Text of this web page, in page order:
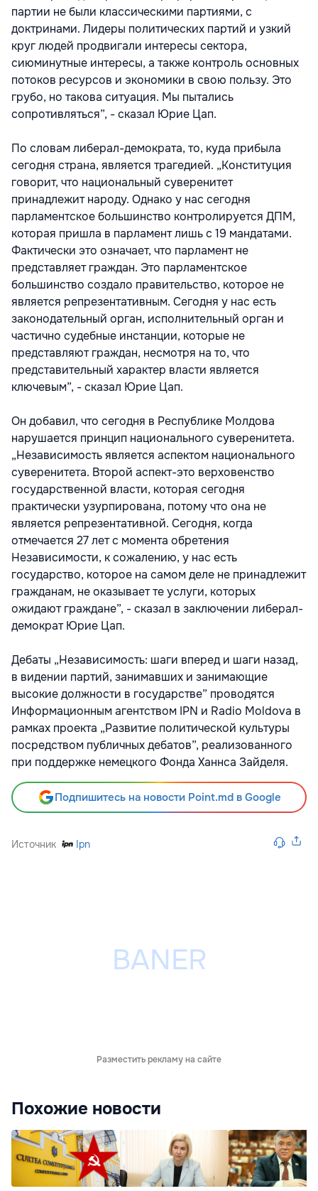
партии не были классическими партиями, с
доктринами. Лидеры политических партий и узкий
круг людей продвигали интересы сектора,
сиюминутные интересы, а также контроль основных
потоков ресурсов и экономики в свою пользу. Это
грубо, но такова ситуация. Мы пытались
сопротивляться”, - сказал Юрие Цап.
По словам либерал-демократа, то, куда прибыла
сегодня страна, является трагедией. „Конституция
говорит, что национальный суверенитет
принадлежит народу. Однако у нас сегодня
парламентское большинство контролируется ДПМ,
которая пришла в парламент лишь с 19 мандатами.
Фактически это означает, что парламент не
представляет граждан. Это парламентское
большинство создало правительство, которое не
является репрезентативным. Сегодня у нас есть
законодательный орган, исполнительный орган и
частично судебные инстанции, которые не
представляют граждан, несмотря на то, что
представительный характер власти является
ключевым”, - сказал Юрие Цап.
Он добавил, что сегодня в Республике Молдова
нарушается принцип национального суверенитета.
„Независимость является аспектом национального
суверенитета. Второй аспект-это верховенство
государственной власти, которая сегодня
практически узурпирована, потому что она не
является репрезентативной. Сегодня, когда
отмечается 27 лет с момента обретения
Независимости, к сожалению, у нас есть
государство, которое на самом деле не принадлежит
гражданам, не оказывает те услуги, которых
ожидают граждане”, - сказал в заключении либерал-
демократ Юрие Цап.
Дебаты „Независимость: шаги вперед и шаги назад,
в видении партий, занимавших и занимающие
высокие должности в государстве” проводятся
Информационным агентством IPN и Radio Moldova в
рамках проекта „Развитие политической культуры
посредством публичных дебатов”, реализованного
при поддержке немецкого Фонда Ханнса Зайделя.
Подпишитесь на новости Point.md в Google
Источник Ipn
Разместить рекламу на сайте
Похожие новости